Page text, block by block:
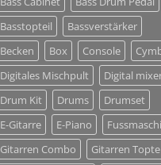
Basstopteil
Bassverstärker
Becken
Box Console
Digitales Mischpult
Digital
Drum Kit
Drums
Drumset
E-Gitarre
E-Piano
Gitarren Combo
Gitarren